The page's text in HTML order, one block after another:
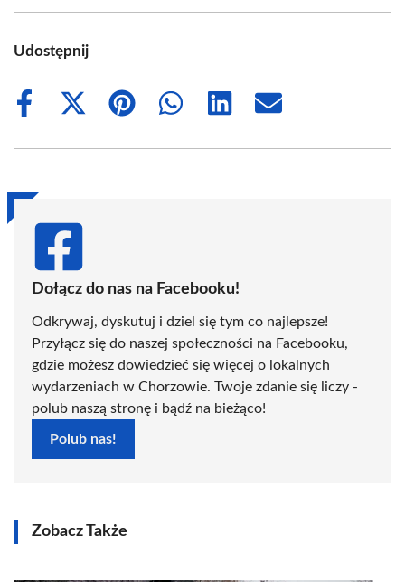
Udostępnij
Share
Share
(Twitter)
Share
Share
Share
Share
Dołącz do nas na Facebooku!
Odkrywaj, dyskutuj i dziel się tym co najlepsze!
Przyłącz się do naszej społeczności na Facebooku,
gdzie możesz dowiedzieć się więcej o lokalnych
wydarzeniach w Chorzowie. Twoje zdanie się liczy -
polub naszą stronę i bądź na bieżąco!
Polub nas!
Zobacz Także